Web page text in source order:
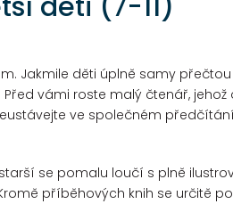
Jakmile děti úplně samy přečtou
vámi roste malý čtenář,
ve společném
se pomalu loučí s plně
příběhových knih se určitě